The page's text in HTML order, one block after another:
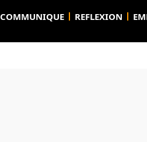
COMMUNIQUE REFLEXION